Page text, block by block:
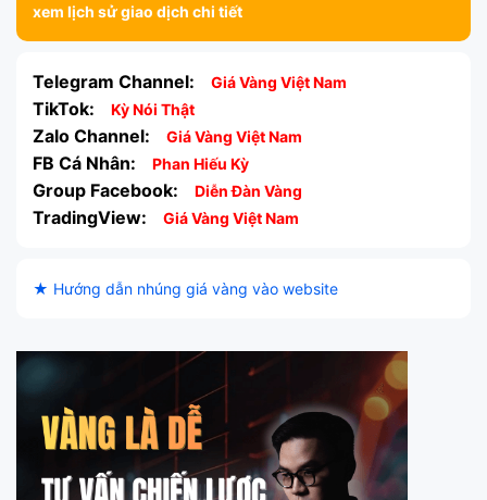
xem lịch sử giao dịch chi tiết
Telegram Channel: Giá Vàng Việt Nam
TikTok: Kỳ Nói Thật
Zalo Channel: Giá Vàng Việt Nam
FB Cá Nhân: Phan Hiếu Kỳ
Group Facebook: Diễn Đàn Vàng
TradingView: Giá Vàng Việt Nam
★ Hướng dẫn nhúng giá vàng vào website